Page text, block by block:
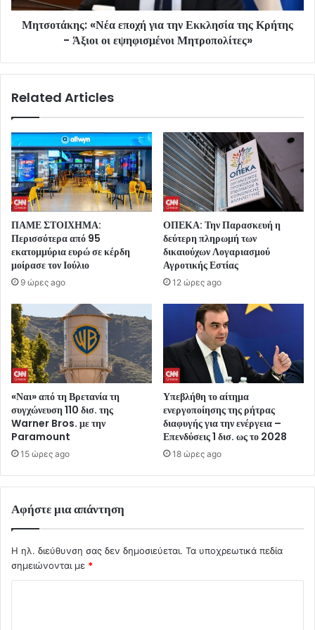
Μητσοτάκης: «Νέα εποχή για την Εκκλησία της Κρήτης
- Άξιοι οι εψηφισμένοι Μητροπολίτες»
Related Articles
ΠΑΜΕ ΣΤΟΙΧΗΜΑ:
Περισσότερα από 95
εκατομμύρια ευρώ σε κέρδη
μοίρασε τον Ιούλιο
9 ώρες ago
ΟΠΕΚΑ: Την Παρασκευή η
δεύτερη πληρωμή των
δικαιούχων Λογαριασμού
Αγροτικής Εστίας
12 ώρες ago
«Ναι» από τη Βρετανία τη
συγχώνευση 110 δισ. της
Warner Bros. με την
Paramount
15 ώρες ago
Υπεβλήθη το αίτημα
ενεργοποίησης της ρήτρας
διαφυγής για την ενέργεια –
Επενδύσεις 1 δισ. ως το 2028
18 ώρες ago
Αφήστε μια απάντηση
Η ηλ. διεύθυνση σας δεν δημοσιεύεται. Τα υποχρεωτικά πεδία
σημειώνονται με *